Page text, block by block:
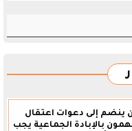
ينضم إلى دعوات اعتقال
بالإبادة الجماعية يجب